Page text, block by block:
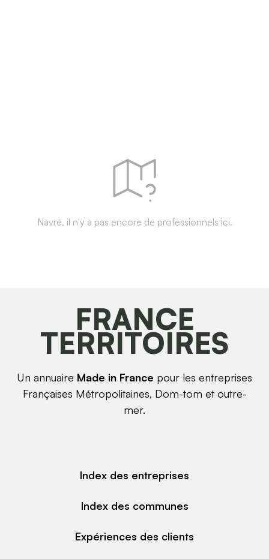
Navré, il n'y a pas encore de professionnels ici.
FRANCE
TERRITOIRES
Un annuaire Made in France pour les entreprises
Françaises Métropolitaines, Dom-tom et outre-
mer.
Index des entreprises
Index des communes
Expériences des clients